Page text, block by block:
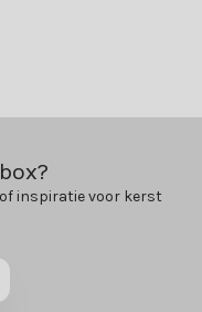
inspiratie voor kerst